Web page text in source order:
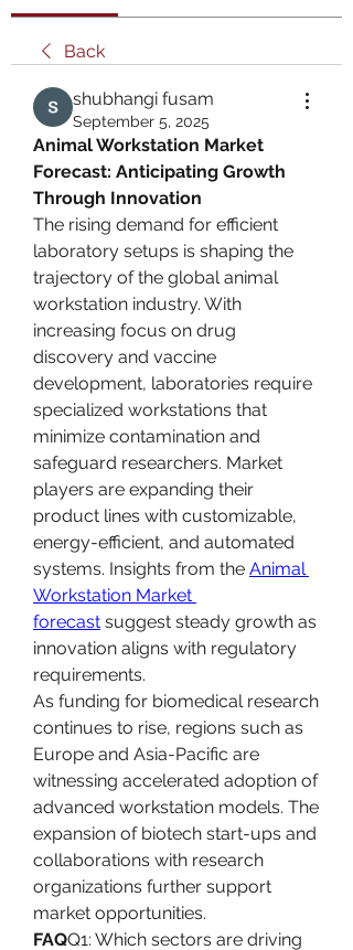
Back
shubhangi fusam
September 5, 2025
Animal Workstation Market
Forecast: Anticipating Growth
Through Innovation
The rising demand for efficient
laboratory setups is shaping the
trajectory of the global animal
workstation industry. With
increasing focus on drug
discovery and vaccine
development, laboratories require
specialized workstations that
minimize contamination and
safeguard researchers. Market
players are expanding their
product lines with customizable,
energy-efficient, and automated
systems. Insights from the Animal
Workstation Market
forecast suggest steady growth as
innovation aligns with regulatory
requirements.
As funding for biomedical research
continues to rise, regions such as
Europe and Asia-Pacific are
witnessing accelerated adoption of
advanced workstation models. The
expansion of biotech start-ups and
collaborations with research
organizations further support
market opportunities.
FAQQ1: Which sectors are driving